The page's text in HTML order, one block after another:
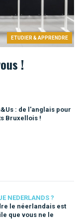
ETUDIER & APPRENDRE
!
: de l'anglais pour
Bruxellois !
NEDERLANDS ?
le néerlandais est
que vous ne le